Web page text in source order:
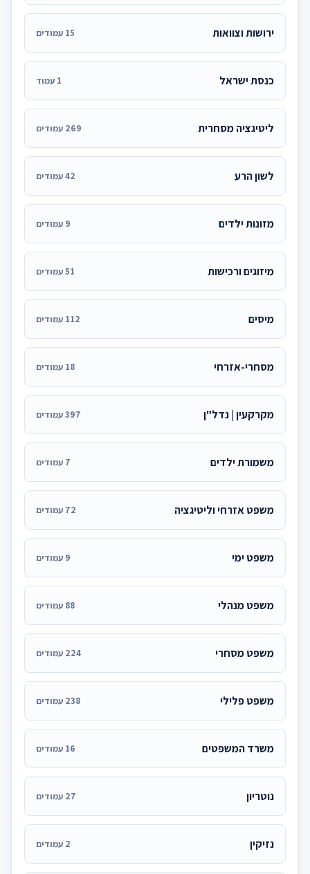
ירושות וצוואות 15 עמודים
כנסת ישראל 1 עמוד
ליטיגציה מסחרית 269 עמודים
לשון הרע 42 עמודים
מזונות ילדים 9 עמודים
מיזוגים ורכישות 51 עמודים
מיסים 112 עמודים
מסחרי-אזרחי 18 עמודים
מקרקעין | נדל"ן 397 עמודים
משמורת ילדים 7 עמודים
משפט אזרחי וליטיגציה 72 עמודים
משפט ימי 9 עמודים
משפט מנהלי 88 עמודים
משפט מסחרי 224 עמודים
משפט פלילי 238 עמודים
משרד המשפטים 16 עמודים
נוטריון 27 עמודים
נזיקין 2 עמודים